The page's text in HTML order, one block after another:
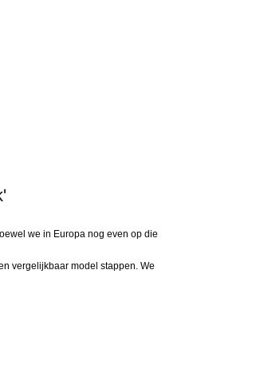
we in Europa nog even op die
vergelijkbaar model stappen. We